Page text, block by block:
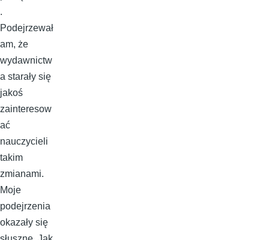
.
Podejrzewał
am, że
wydawnictw
a starały się
jakoś
zainteresow
ać
nauczycieli
takim
zmianami.
Moje
podejrzenia
okazały się